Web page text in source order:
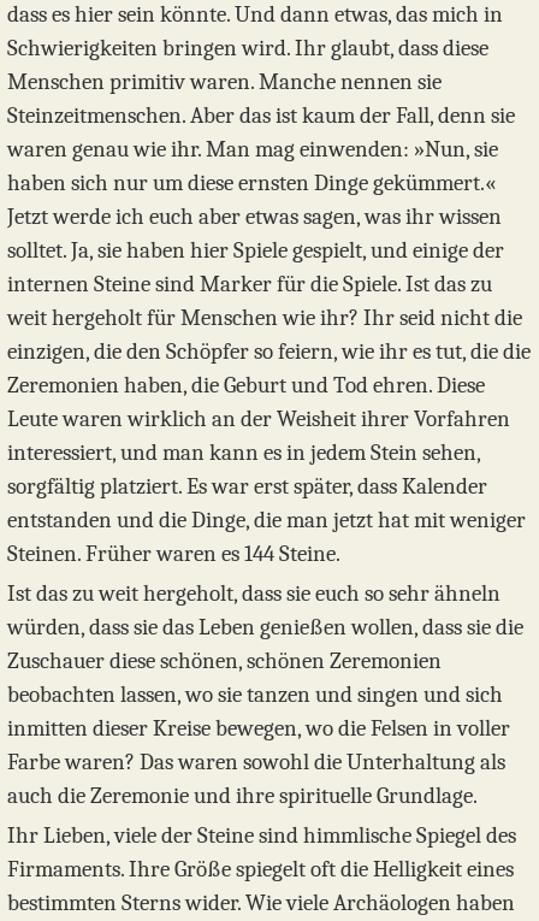
dass es hier sein könnte. Und dann etwas, das mich in
Schwierigkeiten bringen wird. Ihr glaubt, dass diese
Menschen primitiv waren. Manche nennen sie
Steinzeitmenschen. Aber das ist kaum der Fall, denn sie
waren genau wie ihr. Man mag einwenden: »Nun, sie
haben sich nur um diese ernsten Dinge gekümmert.«
Jetzt werde ich euch aber etwas sagen, was ihr wissen
solltet. Ja, sie haben hier Spiele gespielt, und einige der
internen Steine sind Marker für die Spiele. Ist das zu
weit hergeholt für Menschen wie ihr? Ihr seid nicht die
einzigen, die den Schöpfer so feiern, wie ihr es tut, die die
Zeremonien haben, die Geburt und Tod ehren. Diese
Leute waren wirklich an der Weisheit ihrer Vorfahren
interessiert, und man kann es in jedem Stein sehen,
sorgfältig platziert. Es war erst später, dass Kalender
entstanden und die Dinge, die man jetzt hat mit weniger
Steinen. Früher waren es 144 Steine.
Ist das zu weit hergeholt, dass sie euch so sehr ähneln
würden, dass sie das Leben genießen wollen, dass sie die
Zuschauer diese schönen, schönen Zeremonien
beobachten lassen, wo sie tanzen und singen und sich
inmitten dieser Kreise bewegen, wo die Felsen in voller
Farbe waren? Das waren sowohl die Unterhaltung als
auch die Zeremonie und ihre spirituelle Grundlage.
Ihr Lieben, viele der Steine sind himmlische Spiegel des
Firmaments. Ihre Größe spiegelt oft die Helligkeit eines
bestimmten Sterns wider. Wie viele Archäologen haben